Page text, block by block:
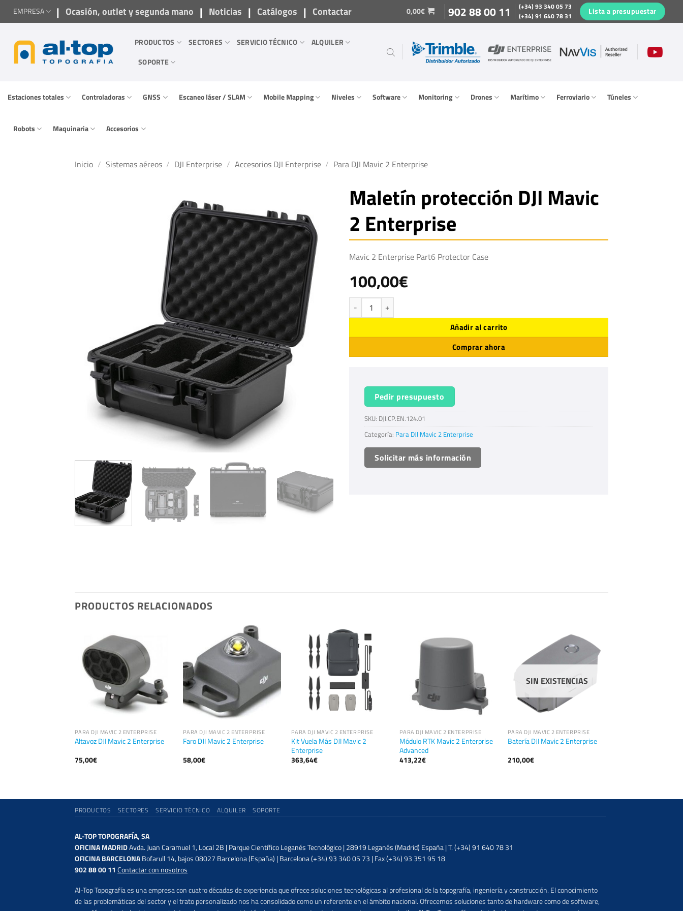
SaltarEMPRESA | Ocasión, outlet y segunda mano | Noticias | Catálogos | Contactar 0,00€ 902 88 00 11
(+34) 93 340 05 73
(+34) 91 640 78 31
Lista a presupuestar
PRODUCTOS SECTORES SERVICIO TÉCNICO
ALQUILER
SOPORTE
Estaciones totales Controladoras GNSS Escaneo láser / SLAM Mobile Mapping Niveles Software Monitoring Drones Marítimo Ferroviario Túneles
Robots Maquinaria Accesorios
Inicio / Sistemas aéreos / DJI Enterprise / Accesorios DJI Enterprise / Para DJI Mavic 2 Enterprise
Maletín protección DJI Mavic
2 Enterprise
Mavic 2 Enterprise Part6 Protector Case
100,00€
Maletín protección DJI Mavic 2 Enterprise cantidad
Añadir al carrito
Comprar ahora
Pedir presupuesto
SKU: DJI.CP.EN.124.01
Categoría: Para DJI Mavic 2 Enterprise
Solicitar más información
PRODUCTOS RELACIONADOS
PARA DJI MAVIC 2 ENTERPRISE
Altavoz DJI Mavic 2 Enterprise
75,00€
PARA DJI MAVIC 2 ENTERPRISE
Faro DJI Mavic 2 Enterprise
58,00€
PARA DJI MAVIC 2 ENTERPRISE
Kit Vuela Más DJI Mavic 2
Enterprise
363,64€
PARA DJI MAVIC 2 ENTERPRISE
Módulo RTK Mavic 2 Enterprise
Advanced
413,22€
SIN EXISTENCIAS
PARA DJI MAVIC 2 ENTERPRISE
Batería DJI Mavic 2 Enterprise
210,00€
PRODUCTOS SECTORES SERVICIO TÉCNICO ALQUILER SOPORTE
AL-TOP TOPOGRAFÍA, SA
OFICINA MADRIDAvda. Juan Caramuel 1, Local 2B | Parque Científico Leganés Tecnológico | 28919 Leganés (Madrid) España | T. (+34) 91 640 78 31
OFICINA BARCELONABofarull 14, bajos 08027 Barcelona (España) | Barcelona (+34) 93 340 05 73 | Fax (+34) 93 351 95 18
902 88 00 11 Contactar con nosotros
Al-Top Topografía es una empresa con cuatro décadas de experiencia que ofrece soluciones tecnológicas al profesional de la topografía, ingeniería y construcción. El conocimiento
de las problemáticas del sector y el trato personalizado nos ha consolidado como un referente en el ámbito nacional. Ofrecemos soluciones tanto de hardware como de software,